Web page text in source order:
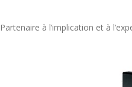
Partenaire à l’implication et à